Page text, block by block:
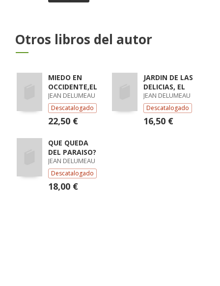
Otros libros del autor
MIEDO EN
OCCIDENTE,EL
JEAN DELUMEAU
Descatalogado
22,50 €
JARDIN DE LAS
DELICIAS, EL
JEAN DELUMEAU
Descatalogado
16,50 €
QUE QUEDA
DEL PARAISO?
JEAN DELUMEAU
Descatalogado
18,00 €